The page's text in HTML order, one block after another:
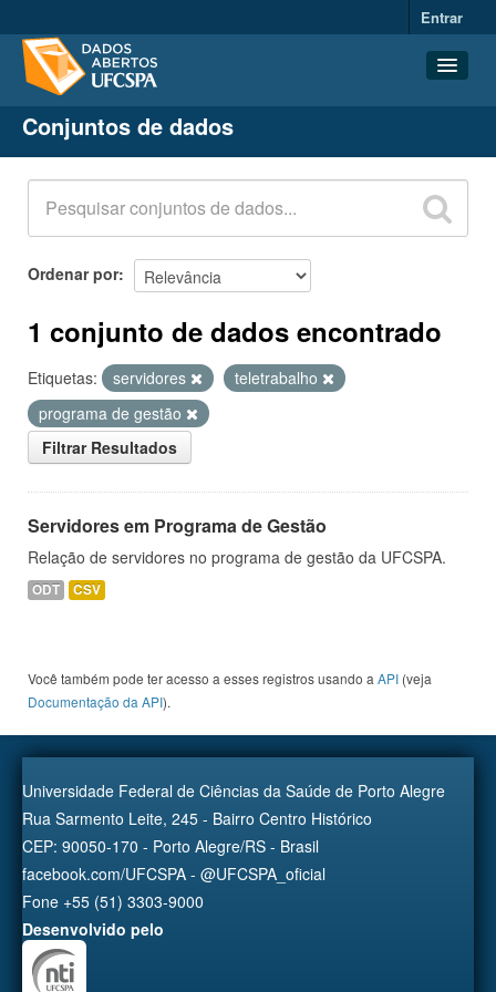
Entrar
Conjuntos de dados
Organizações
Grupos
Sobre
Conjuntos de dados
Ordenar por
1 conjunto de dados encontrado
Etiquetas: servidores
teletrabalho
programa de gestão
Filtrar Resultados
Servidores em Programa de Gestão
Relação de servidores no programa de gestão da UFCSPA.
ODT CSV
Você também pode ter acesso a esses registros usando a API (veja
Documentação da API).
Universidade Federal de Ciências da Saúde de Porto Alegre
Rua Sarmento Leite, 245 - Bairro Centro Histórico
CEP: 90050-170 - Porto Alegre/RS - Brasil
facebook.com/UFCSPA - @UFCSPA_oficial
Fone +55 (51) 3303-9000
Desenvolvido pelo